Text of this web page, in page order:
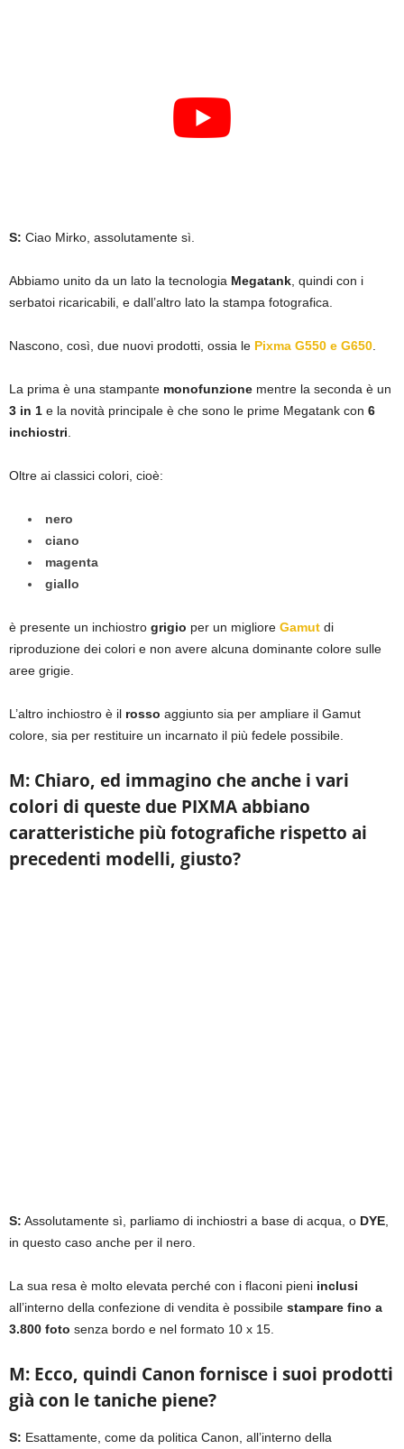
S: Ciao Mirko, assolutamente sì.
Abbiamo unito da un lato la tecnologia Megatank , quindi con i
serbatoi ricaricabili, e dall’altro lato la stampa fotografica.
Nascono, così, due nuovi prodotti, ossia le Pixma G550 e G650
La prima è una stampante monofunzione mentre la seconda è un
3 in 1 e la novità principale è che sono le prime Megatank con 6
inchiostri
Oltre ai classici colori, cioè:
nero
ciano
magenta
giallo
è presente un inchiostro grigio per un migliore Gamut di
riproduzione dei colori e non avere alcuna dominante colore sulle
aree grigie.
L’altro inchiostro è il rosso aggiunto sia per ampliare il Gamut
colore, sia per restituire un incarnato il più fedele possibile.
M: Chiaro, ed immagino che anche i vari
colori di queste due PIXMA abbiano
caratteristiche più fotografiche rispetto ai
precedenti modelli, giusto?
S: Assolutamente sì, parliamo di inchiostri a base di acqua, o DYE
in questo caso anche per il nero.
La sua resa è molto elevata perché con i flaconi pieni inclusi
all’interno della confezione di vendita è possibile stampare fino a
3.800 foto senza bordo e nel formato 10 x 15.
M: Ecco, quindi Canon fornisce i suoi prodotti
già con le taniche piene?
S: Esattamente, come da politica Canon, all’interno della